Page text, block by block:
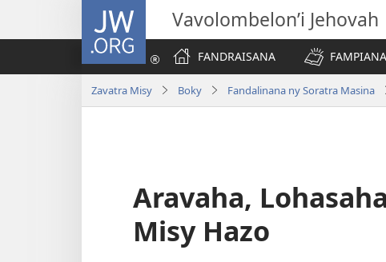
JW.ORG Vavolombelon’i Jehovah
FANDRAISANA
Zavatra Misy Boky Fandalinana ny Soratra Masina
Aravaha,
Misy Hazo